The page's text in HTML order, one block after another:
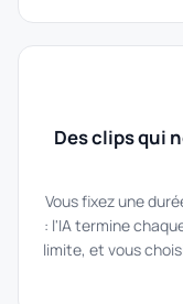
Des clips qui
Vous fixez une
: l'IA termine
limite, et vous